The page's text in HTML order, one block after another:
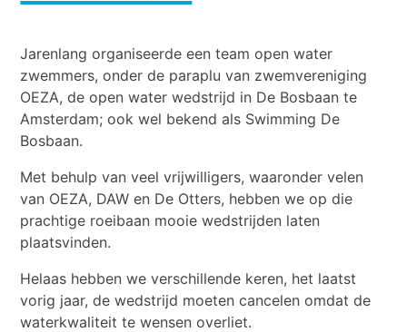
Jarenlang organiseerde een team open water
zwemmers, onder de paraplu van zwemvereniging
OEZA, de open water wedstrijd in De Bosbaan te
Amsterdam; ook wel bekend als Swimming De
Bosbaan.
Met behulp van veel vrijwilligers, waaronder velen
van OEZA, DAW en De Otters, hebben we op die
prachtige roeibaan mooie wedstrijden laten
plaatsvinden.
Helaas hebben we verschillende keren, het laatst
vorig jaar, de wedstrijd moeten cancelen omdat de
waterkwaliteit te wensen overliet.